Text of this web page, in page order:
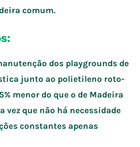
comum.
dos playgrounds de
junto ao polietileno roto-
menor do que o de Madeira
vez que não há necessidade
constantes apenas